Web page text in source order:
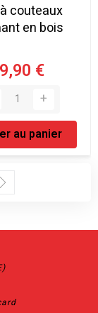
couteaux
en bois
€
au panier